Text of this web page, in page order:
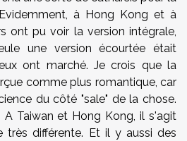
à Hong Kong et à
ont pu voir la version intégrale,
une version écourtée était
ont marché. Je crois que la
comme plus romantique, car
du côté "sale" de la chose.
A Taiwan et Hong Kong, il s'agit
très différente. Et il y aussi des